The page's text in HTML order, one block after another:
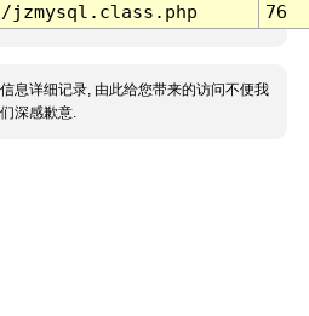
jzmysql.class.php 76
息详细记录, 由此给您带来的访问不便我
们深感歉意.